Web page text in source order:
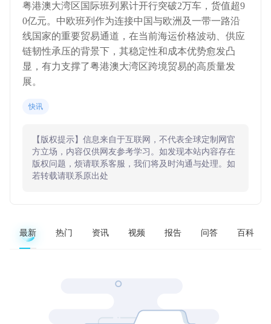
粤港澳大湾区国际班列累计开行突破2万车，货值超9
0亿元。中欧班列作为连接中国与欧洲及一带一路沿
线国家的重要贸易通道，在当前海运价格波动、供应
链韧性承压的背景下，其稳定性和成本优势愈发凸
显，有力支撑了粤港澳大湾区跨境贸易的高质量发
展。
快讯
【版权提示】信息来自于互联网，不代表全球定制网官
方立场，内容仅供网友参考学习。如发现本站内容存在
版权问题，烦请联系客服，我们将及时沟通与处理。如
若转载请联系原出处
最新 热门 资讯 视频 报告 问答 百科